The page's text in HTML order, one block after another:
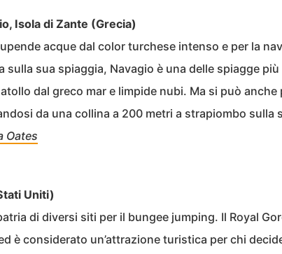
Isola di Zante (Grecia)
acque dal color turchese intenso e per la
sulla sua spiaggia, Navagio è una delle spiagge
dal greco mar e limpide nubi. Ma si può anche
da una collina a 200 metri a strapiombo sulla
Oates
Uniti)
di diversi siti per il bungee jumping. Il Royal
è considerato un’attrazione turistica per chi